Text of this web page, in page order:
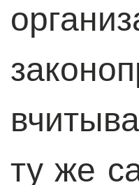
ту же